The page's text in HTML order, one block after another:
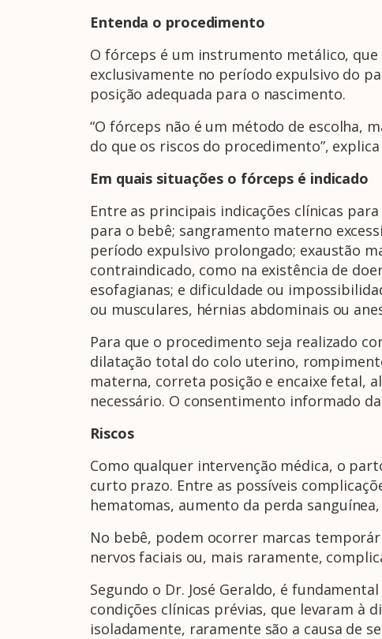
Entenda o procedimento
O fórceps é um instrumento metálico, que
exclusivamente no período expulsivo do
posição adequada para o nascimento.
“O fórceps não é um método de escolha,
do que os riscos do procedimento”,
Em quais situações o fórceps é indicado
Entre as principais indicações clínicas
para o bebê; sangramento materno
período expulsivo prolongado; exaustão
contraindicado, como na existência de
esofagianas; e dificuldade ou
ou musculares, hérnias abdominais ou
Para que o procedimento seja realizado
dilatação total do colo uterino,
materna, correta posição e encaixe fetal,
necessário. O consentimento informado
Riscos
Como qualquer intervenção médica, o
curto prazo. Entre as possíveis
hematomas, aumento da perda
No bebê, podem ocorrer marcas
nervos faciais ou, mais raramente,
Segundo o Dr. José Geraldo, é
condições clínicas prévias, que levaram à
isoladamente, raramente são a causa de